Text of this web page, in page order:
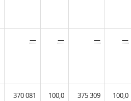
— — — —
370 081 100,0 375 309 100,0